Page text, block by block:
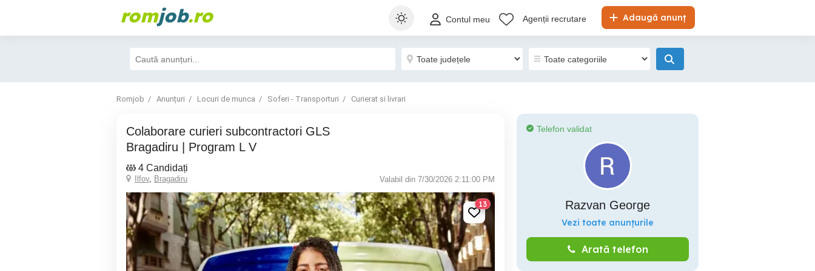
romjob.ro Adaugă anunț
Contul meu Agenții recrutare
Romjob Anunțuri Locuri de munca Soferi - Transporturi Curierat si livrari
Colaborare curieri subcontractori GLS
Bragadiru | Program L V
4 Candidați
Ilfov, Bragadiru Valabil din 7/30/2026 2:11:00 PM
13
Telefon validat
Razvan George
Vezi toate anunțurile
Arată telefon